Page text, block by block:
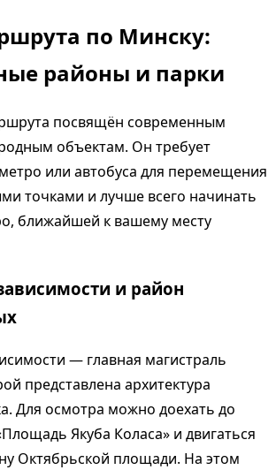
по Минску:
районы и парки
посвящён современным
объектам. Он требует
или автобуса для перемещения
точками и лучше всего начинать
ближайшей к вашему месту
и район
— главная магистраль
представлена архитектура
Для осмотра можно доехать до
Якуба Коласа» и двигаться
Октябрьской площади. На этом